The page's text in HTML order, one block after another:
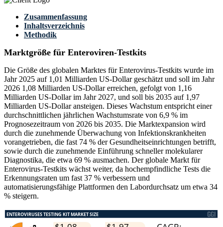
Zusammenfassung
Inhaltsverzeichnis
Methodik
Marktgröße für Enteroviren-Testkits
Die Größe des globalen Marktes für Enterovirus-Testkits wurde im
Jahr 2025 auf 1,01 Milliarden US-Dollar geschätzt und soll im Jahr
2026 1,08 Milliarden US-Dollar erreichen, gefolgt von 1,16
Milliarden US-Dollar im Jahr 2027, und soll bis 2035 auf 1,97
Milliarden US-Dollar ansteigen. Dieses Wachstum entspricht einer
durchschnittlichen jährlichen Wachstumsrate von 6,9 % im
Prognosezeitraum von 2026 bis 2035. Die Marktexpansion wird
durch die zunehmende Überwachung von Infektionskrankheiten
vorangetrieben, die fast 74 % der Gesundheitseinrichtungen betrifft,
sowie durch die zunehmende Einführung schneller molekularer
Diagnostika, die etwa 69 % ausmachen. Der globale Markt für
Enterovirus-Testkits wächst weiter, da hochempfindliche Tests die
Erkennungsraten um fast 37 % verbessern und
automatisierungsfähige Plattformen den Labordurchsatz um etwa 34
% steigern.